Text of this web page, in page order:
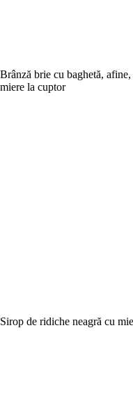
Brânză brie cu baghetă,
miere la cuptor
Sirop de ridiche neagră cu